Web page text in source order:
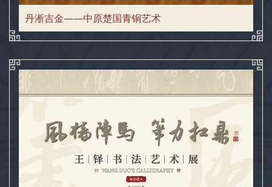
丹淅吉金——中原楚国青铜艺术